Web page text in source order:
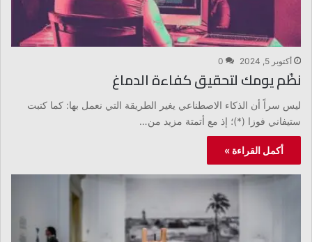
أكتوبر 5, 2024 0
نظّم يومك لتحقيق كفاءة الدماغ
ليس سراً أن الذكاء الاصطناعي يغير الطريقة التي نعمل بها: كما كتبت
ستيفاني فوزا (*)؛ إذ مع أتمتة مزيد من…
أكمل القراءة »